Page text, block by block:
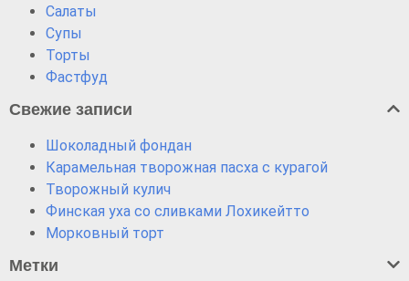
Салаты
Супы
Торты
Фастфуд
Свежие записи
Шоколадный фондан
Карамельная творожная пасха с курагой
Творожный кулич
Финская уха со сливками Лохикейтто
Морковный торт
Метки